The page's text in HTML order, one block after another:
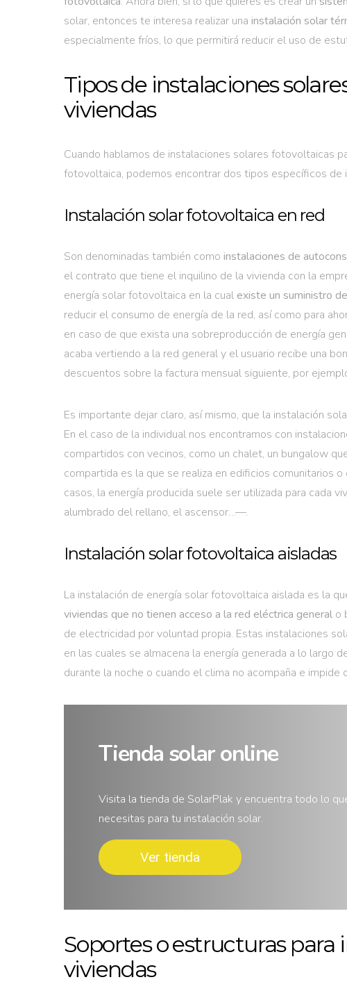
solar, entonces te interesa realizar una instalación solar
especialmente fríos, lo que permitirá reducir el uso de
Tipos de instalaciones
viviendas
Cuando hablamos de instalaciones solares fotovoltaicas
fotovoltaica, podemos encontrar dos tipos específicos de
Instalación solar fotovoltaica en red
Son denominadas también como instalaciones de
el contrato que tiene el inquilino de la vivienda con la
energía solar fotovoltaica en la cual existe un suministro
reducir el consumo de energía de la red, así como para
en caso de que exista una sobreproducción de energía
acaba vertiendo a la red general y el usuario recibe una
descuentos sobre la factura mensual siguiente, por
Es importante dejar claro, así mismo, que la instalación
En el caso de la individual nos encontramos con
compartidos con vecinos, como un chalet, un bungalow
compartida es la que se realiza en edificios comunitarios
casos, la energía producida suele ser utilizada para cada
alumbrado del rellano, el ascensor…—.
Instalación solar fotovoltaica aisladas
La instalación de energía solar fotovoltaica aislada es la
viviendas que no tienen acceso a la red eléctrica general o
de electricidad por voluntad propia. Estas instalaciones
en las cuales se almacena la energía generada a lo largo
durante la noche o cuando el clima no acompaña e
Tienda solar online
Visita la tienda de SolarPlak y encuentra todo lo
necesitas para tu instalación solar.
Ver tienda
Soportes o estructuras para
viviendas